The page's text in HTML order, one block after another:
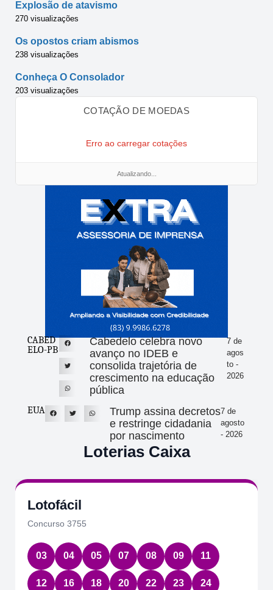
Explosão de atavismo
270 visualizações
Os opostos criam abismos
238 visualizações
Conheça O Consolador
203 visualizações
COTAÇÃO DE MOEDAS
Erro ao carregar cotações
Atualizando...
CABED
ELO-PB
Cabedelo celebra novo
avanço no IDEB e
consolida trajetória de
crescimento na educação
pública
7 de
agos
to -
2026
EUA
Trump assina decretos
e restringe cidadania
por nascimento
7 de
agosto
- 2026
Loterias Caixa
Lotofácil
Concurso 3755
03 04 05 07 08 09 11
12 16 18 20 22 23 24